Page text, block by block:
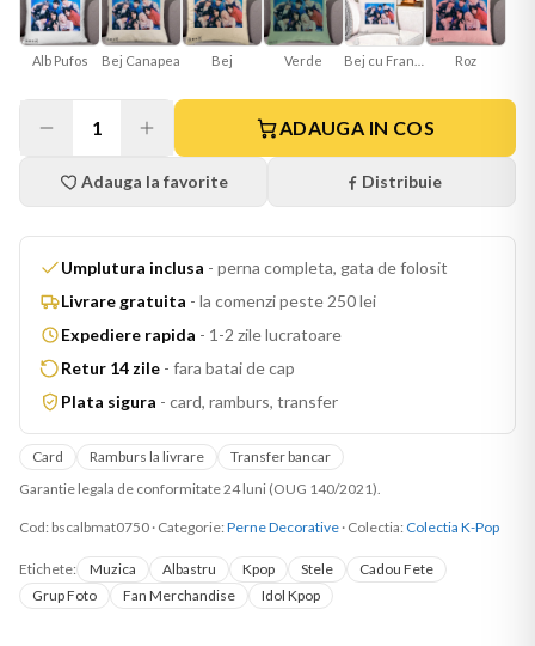
Alb Pufos Bej Canapea Bej Verde Roz
1 ADAUGA IN COS
Adauga la favorite Distribuie
Umplutura inclusa - perna completa, gata de folosit
Livrare gratuita - la comenzi peste 250 lei
Expediere rapida - 1-2 zile lucratoare
Retur 14 zile - fara batai de cap
Plata sigura - card, ramburs, transfer
Card Ramburs la livrare
Transfer bancar
Garantie legala de conformitate 24 luni (OUG 140/2021).
Cod: bscalbmat0750 · Categorie: Perne Decorative · Colectia: Colectia K-Pop
Etichete: Muzica Albastru Kpop Stele
Cadou Fete
Grup Foto
Fan Merchandise Idol Kpop